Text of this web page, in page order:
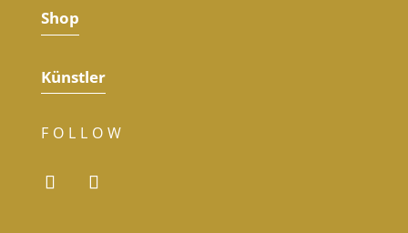
Shop
Künstler
FOLLOW